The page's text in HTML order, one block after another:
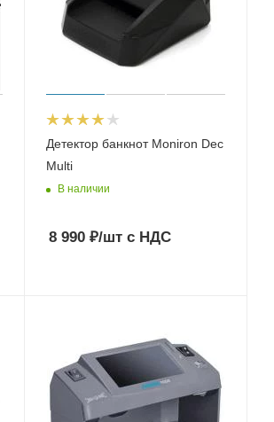
Детектор банкнот Moniron Dec
Multi
В наличии
8 990₽/штс НДС